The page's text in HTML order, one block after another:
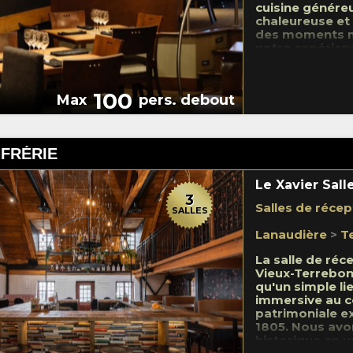
Max100pers. debout
cuisine
chaleureuse
des moments
notre
accueillir
convivial
équipe vous
personnalisé
formules
l'honneur une
stationnement
projet pour un
savoureux et
puis 1987.
3
SALLES
Le Xavier
Salles de
Lanaudière>
La salle de
Vieux-
qu'un simple
immersive au
patrimoniale
1805. Nous
historique en